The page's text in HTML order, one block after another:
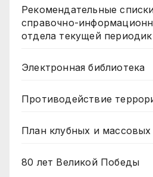
Рекомендательные
справочно-
отдела текущей
Электронная библиотека
Противодействие
План клубных и
80 лет Великой Победы